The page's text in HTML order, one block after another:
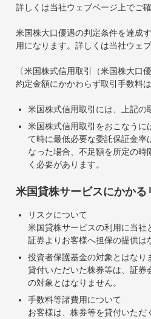
詳しくは当社ウェブページ上でご
米国株大口優遇の判定条件を達成
用になります。詳しくは当社ウェ
〔米国株式信用取引（米国株大口
約定金額にかかわらず取引手数料
米国株式信用取引には、上記
米国株式信用取引をおこなう
て時に最低必要な委託保証金
なった場合、不足額を所定の
く必要があります。
米国貸株サービスにかかる
リスクについて
米国貸株サービスの利用に当
証券よりお客様へ担保の提供
投資者保護基金の対象とはなり
貸付いただいた株券等は、証
の対象とはなりません。
手数料等諸費用について
お客様は、株券等を貸付いた